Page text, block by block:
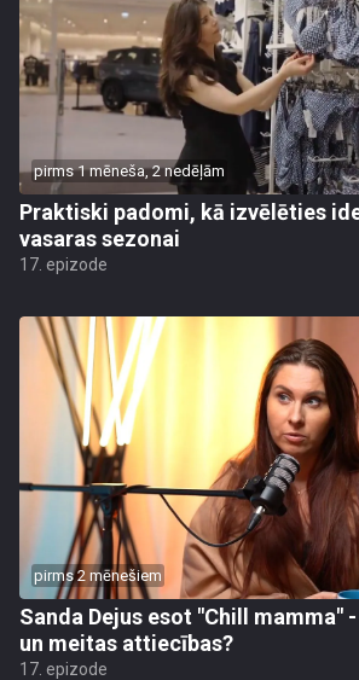
pirms 1 mēneša, 2 nedēļām
Praktiski padomi, kā izvēlēties
vasaras sezonai
17. epizode
pirms 2 mēnešiem
Sanda Dejus esot "Chill mamma"
un meitas attiecības?
17. epizode